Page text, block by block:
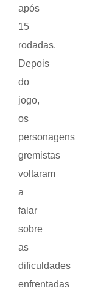
após
15
rodadas.
Depois
do
jogo,
os
personagens
gremistas
voltaram
a
falar
sobre
as
dificuldades
enfrentadas